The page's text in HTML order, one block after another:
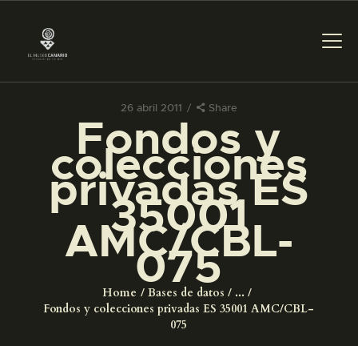
26 abril 2011 Share
Fondos y
colecciones
privadas ES
35001
AMC/CBL-
075
Home Bases de datos
...
Fondos y colecciones privadas ES 35001 AMC/CBL-
075
PREPARAR LA VISITA
ACTIVIDADES
█
EL MUSEO
COLECCIONES